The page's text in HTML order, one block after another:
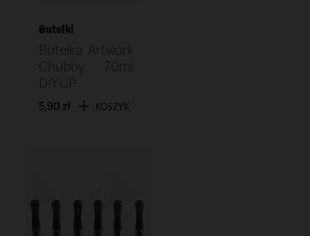
Butelki
Butelka Artwork
Chubby 70ml
DIY UP
5,90 zł KOSZYK